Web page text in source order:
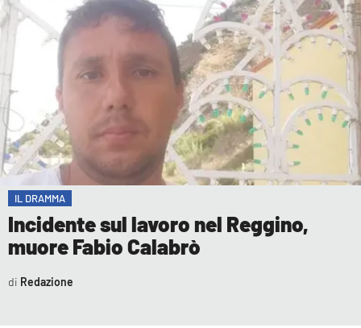
COSENZACHANNEL.IT
ILVIBONESE.IT
CATANZAROCHANNEL.IT
LACAPITALENEWS.IT
App
ANDROID
APPLE
IL DRAMMA
Incidente sul lavoro nel Reggino,
muore Fabio Calabrò
Redazione